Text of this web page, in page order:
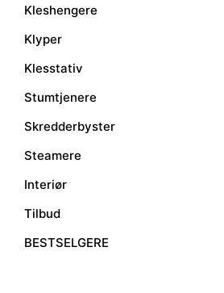
Kleshengere
Klyper
Klesstativ
Stumtjenere
Skredderbyster
Steamere
Interiør
Tilbud
BESTSELGERE